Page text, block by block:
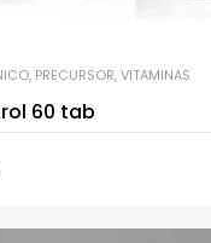
, PRECURSOR,VITAMINAS
60 tab